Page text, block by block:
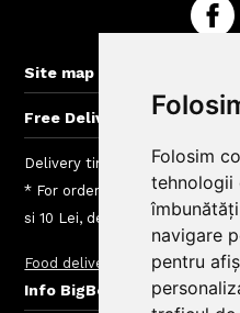
Folosim
tehnologii
navigare
pentru
Site map
Free Delivery for orders >
Delivery time : between 40 -
* For orders lower than 50 Lei
si 10 Lei, depending on the
Food delivery Delivery charges
Info BigBelly customers